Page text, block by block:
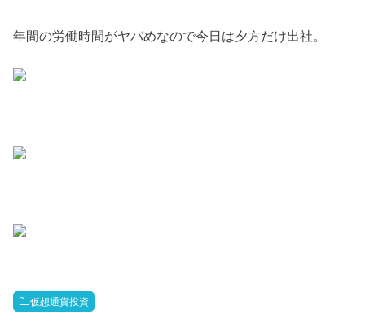
年間の労働時間がヤバめなので今日は夕方だけ出社。
仮想通貨投資